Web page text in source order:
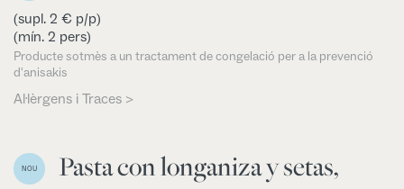
(supl. 2 € p/p)
(mín. 2 pers)
Producte sotmès a un tractament de congelació per a la prevenció
d'anisakis
Al·lèrgens i Traces >
NOU Pasta con longaniza y setas,